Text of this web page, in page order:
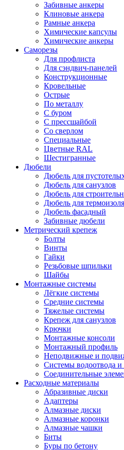
Забивные анкеры
Клиновые анкера
Рамные анкера
Химические капсулы
Химические анкеры
Саморезы
Для профлиста
Для сэндвич-панелей
Конструкционные
Кровельные
Острые
По металлу
С буром
С прессшайбой
Со сверлом
Специальные
Цветные RAL
Шестигранные
Дюбели
Дюбель для
Дюбель для санузлов
Дюбель для
Дюбель для
Дюбель фасадный
Забивные дюбели
Метрический крепеж
Болты
Винты
Гайки
Резьбовые шпильки
Шайбы
Монтажные системы
Лёгкие системы
Средние системы
Тяжелые системы
Крепеж для санузлов
Крючки
Монтажные консоли
Монтажный профиль
Неподвижные и
Системы водоотвода
Соединительные
Расходные материалы
Абразивные диски
Адаптеры
Алмазные диски
Алмазные коронки
Алмазные чашки
Биты
Буры по бетону